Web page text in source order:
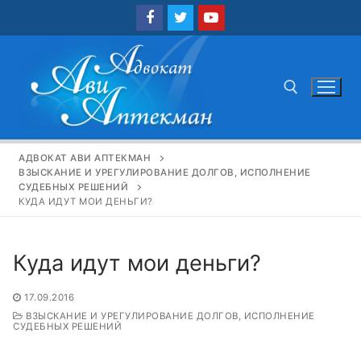
Найти:
АДВОКАТ АВИ АПТЕКМАН
ВЗЫСКАНИЕ И УРЕГУЛИРОВАНИЕ ДОЛГОВ, ИСПОЛНЕНИЕ
СУДЕБНЫХ РЕШЕНИЙ
КУДА ИДУТ МОИ ДЕНЬГИ?
Куда идут мои деньги?
17.09.2016
ВЗЫСКАНИЕ И УРЕГУЛИРОВАНИЕ ДОЛГОВ, ИСПОЛНЕНИЕ
СУДЕБНЫХ РЕШЕНИЙ